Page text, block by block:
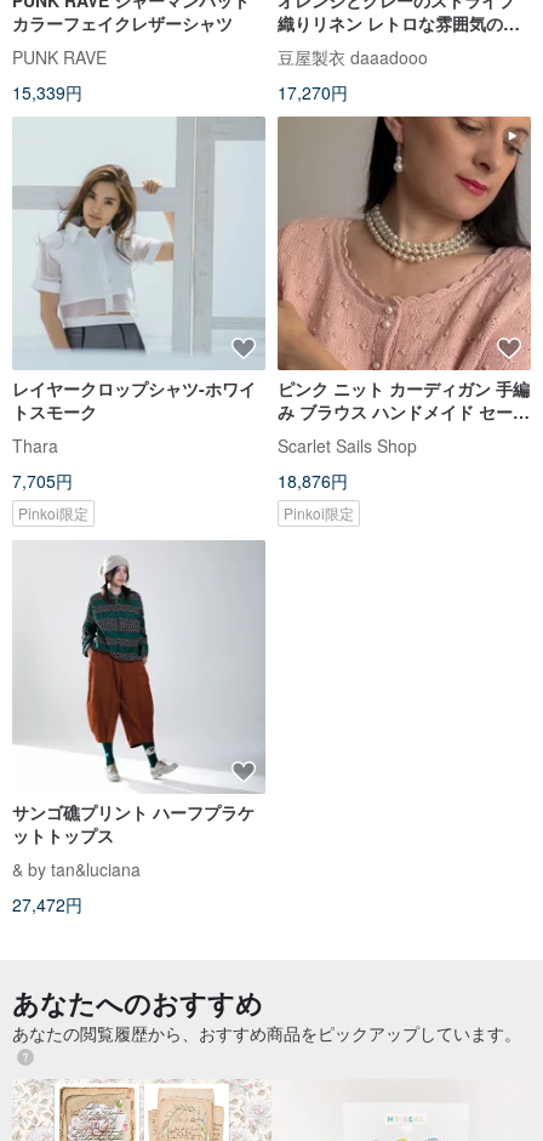
カラーフェイクレザーシャツ
PUNK RAVE
15,339円
織りリネン レトロな雰囲気のリ
バーシブルジャケット ボウタイ
ショートトップス
豆屋製衣 daaadooo
17,270円
レイヤークロップシャツ-ホワイ
トスモーク
Thara
7,705円
Pinkoi限定
ピンク ニット カーディガン 手編
み ブラウス ハンドメイド セータ
ー ジャケット XS
Scarlet Sails Shop
18,876円
Pinkoi限定
サンゴ礁プリント ハーフプラケ
ットトップス
& by tan&luciana
27,472円
あなたへのおすすめ
あなたの閲覧履歴から、おすすめ商品をピックアップしています。